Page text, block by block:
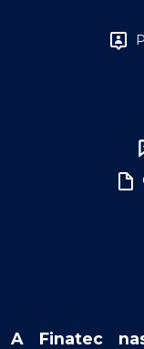
A Finatec